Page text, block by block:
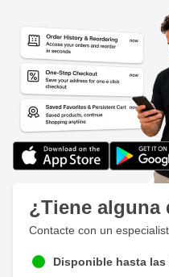
¿Tiene alguna
Contacte con un
Disponible hasta las